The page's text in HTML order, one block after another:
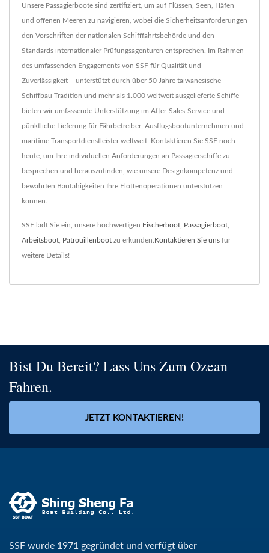
Unsere Passagierboote sind zertifiziert, um auf Flüssen, Seen, Häfen
und offenen Meeren zu navigieren, wobei die Sicherheitsanforderungen
den Vorschriften der nationalen Schifffahrtsbehörde und den
Standards internationaler Prüfungsagenturen entsprechen. Im Rahmen
des umfassenden Engagements von SSF für Qualität und
Zuverlässigkeit – unterstützt durch über 50 Jahre taiwanesische
Schiffbau-Tradition und mehr als 1.000 weltweit ausgelieferte Schiffe –
bieten wir umfassende Unterstützung im After-Sales-Service und
pünktliche Lieferung für Fährbetreiber, Ausflugsbootunternehmen und
maritime Transportdienstleister weltweit. Kontaktieren Sie SSF noch
heute, um Ihre individuellen Anforderungen an Passagierschiffe zu
besprechen und herauszufinden, wie unsere Designkompetenz und
bewährten Baufähigkeiten Ihre Flottenoperationen unterstützen
können.
SSF lädt Sie ein, unsere hochwertigen Fischerboot Passagierboot
Arbeitsboot Patrouillenboot zu erkunden. Kontaktieren Sie uns für
weitere Details!
Bist Du Bereit? Lass Uns Zum Ozean
Fahren.
JETZT KONTAKTIEREN!
SSF wurde 1971 gegründet und verfügt über